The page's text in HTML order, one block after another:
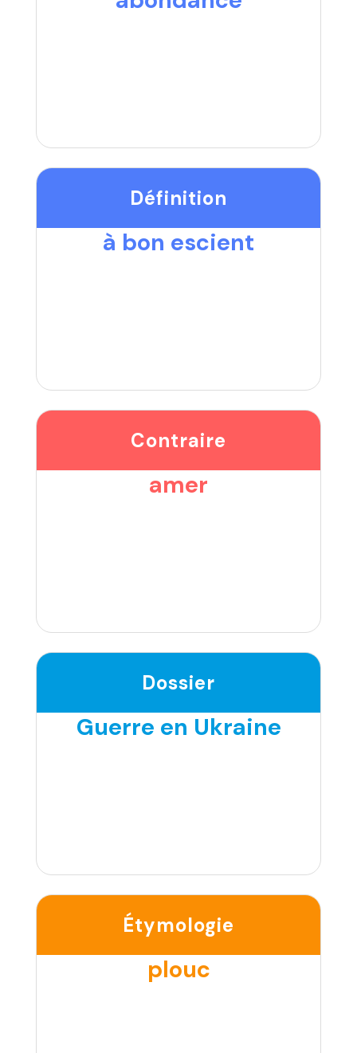
Définition
à bon escient
Contraire
amer
Dossier
Guerre en Ukraine
Étymologie
plouc